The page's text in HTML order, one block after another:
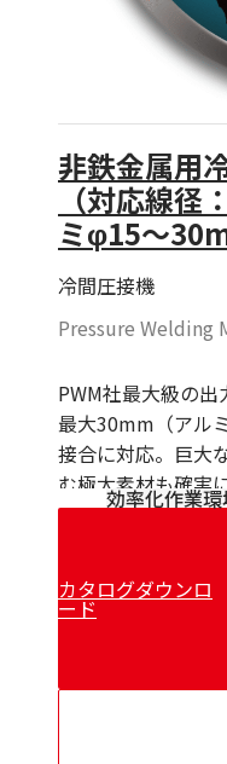
非鉄金属用
（対応線
ミφ15～
冷間圧接機
Pressure Welding
PWM社最大級の出
最大30mm（アル
接合に対応。巨大
む極太素材も確実
立させた、大型生
ルです。自動バリ
効率化作業
カタログダウンロ
ード